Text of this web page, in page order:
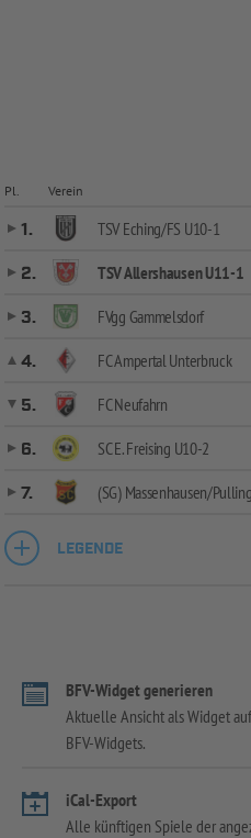
Pl. Verein
1. TSV Eching/FS U10-1
2.
TSV Allershausen U11-1
3.
FVgg Gammelsdorf
4.
FC Ampertal Unterbruck
5.
FC Neufahrn
6.
SC E. Freising U10-2
7.
(SG) Massenhausen/Pulling
LEGENDE
BFV-Widget generieren
Aktuelle Ansicht als Widget
BFV-Widgets.
iCal-Export
Alle künftigen Spiele der